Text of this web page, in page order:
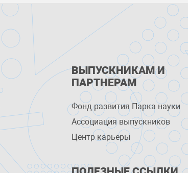
ВЫПУСКНИКАМ И
ПАРТНЕРАМ
Фонд развития Парка науки
Ассоциация выпускников
Центр карьеры